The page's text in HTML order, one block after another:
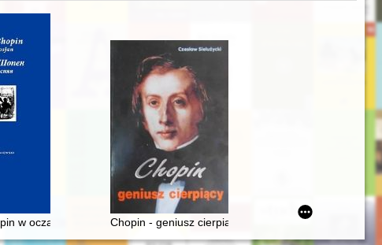
w oczach Rosjan. Antologia. Friderik źopen glazami Rossiân. Antologiâ
Chopin - geniusz cierpiący